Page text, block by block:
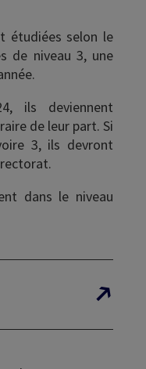
étudiées selon le
de niveau 3, une
ils deviennent
de leur part. Si
3, ils devront
dans le niveau